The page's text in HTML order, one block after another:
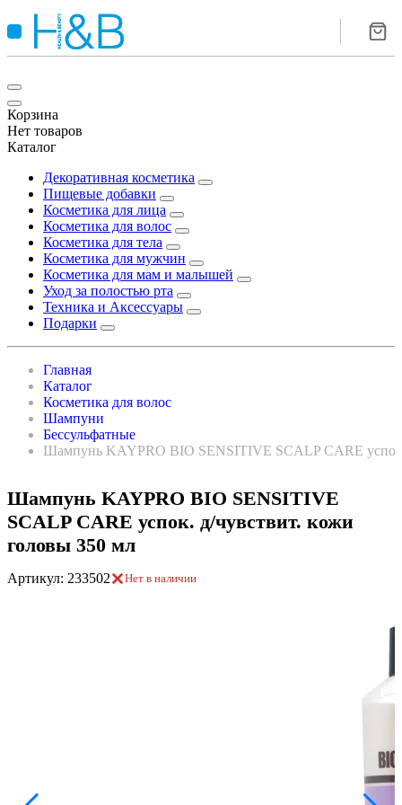
Корзина
Нет товаров
Каталог
Декоративная косметика
Пищевые добавки
Косметика для лица
Косметика для волос
Косметика для тела
Косметика для мужчин
Косметика для мам и малышей
Уход за полостью рта
Техника и Аксессуары
Подарки
Главная
Каталог
Косметика для волос
Шампуни
Бессульфатные
Шампунь KAYPRO BIO SENSITIVE SCALP CARE
Шампунь KAYPRO BIO SENSITIVE
SCALP CARE успок. д/чувствит. кожи
головы 350 мл
Артикул: 233502 Нет в наличии